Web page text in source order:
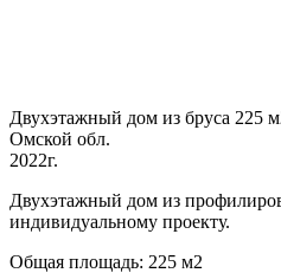
Двухэтажный дом из бруса 225
Омской обл.
2022г.
Двухэтажный дом из
индивидуальному проекту.
Общая площадь: 225 м2